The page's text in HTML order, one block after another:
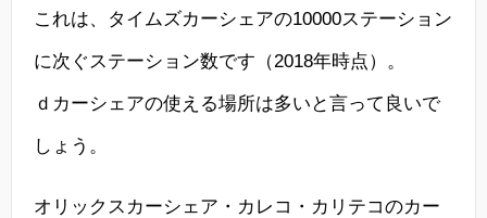
これは、タイムズカーシェアの10000ステーション
に次ぐステーション数です（2018年時点）。
ｄカーシェアの使える場所は多いと言って良いで
しょう。
オリックスカーシェア・カレコ・カリテコのカー